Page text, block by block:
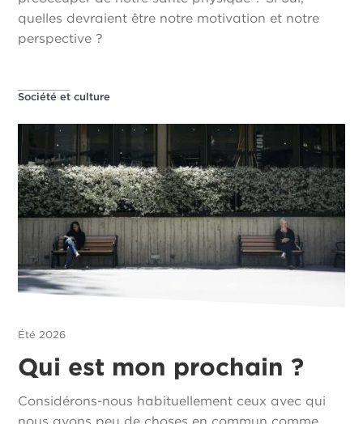
quelles devraient être notre motivation et notre
perspective ?
Société et culture
Été 2026
Qui est mon prochain ?
Considérons-nous habituellement ceux avec qui